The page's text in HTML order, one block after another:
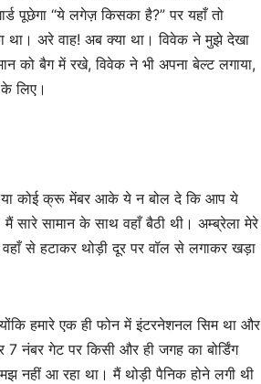
पूछेगा “ये लगेज़ किसका है?” पर यहाँ तो
था। अरे वाह! अब क्या था। विवेक ने मुझे देखा
को बैग में रखे, विवेक ने भी अपना बेल्ट लगाया,
लिए।
या कोई क्रू मेंबर आके ये न बोल दे कि आप ये
सामान के साथ वहाँ बैठी थी। अम्ब्रेला मेरे
से हटाकर थोड़ी दूर पर वॉल से लगाकर खड़ा
हमारे एक ही फोन में इंटरनेशनल सिम था और
नंबर गेट पर किसी और ही जगह का बोर्डिंग
नहीं आ रहा था। मैं थोड़ी पैनिक होने लगी थी